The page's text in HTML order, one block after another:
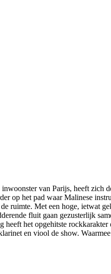
van Parijs, heeft zich
op het pad waar Malinese
ruimte. Met een hoge, ietwat
fluit gaan gezusterlijk
heeft het opgehitste
en viool de show.